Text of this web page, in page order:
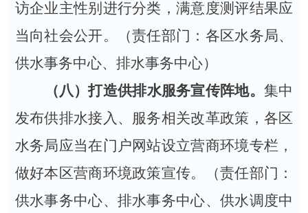
访企业主性别进行分类，满意度测评结果应
当向社会公开。（责任部门： 各区水务局、
供水事务中心、排水事务中心）
（八）打造供排水服务宣传阵地。 集中
发布供排水接入、服务相关改革政策，各区
水务局应当在门户网站设立营商环境专栏，
做好本区营商环境政策宣传。（责任部门：
供水事务中心、排水事务中心、供水调度中